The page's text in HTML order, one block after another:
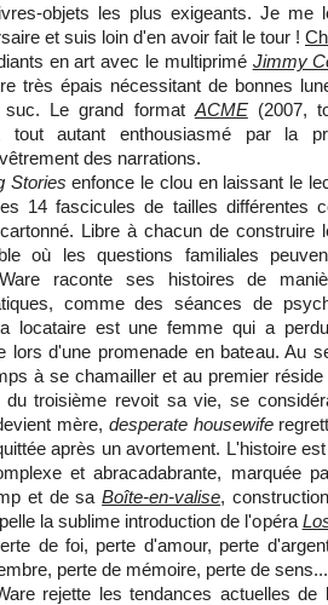
objets les plus exigeants. Je me
et suis loin d'en avoir fait le tour !
en art avec le multiprimé Jimmy
très épais nécessitant de bonnes
Le grand format ACME(2007,
tout autant enthousiasmé par la
des narrations.
Stories enfonce le clou en laissant le
14 fascicules de tailles différentes
Libre à chacun de construire
où les questions familiales
raconte ses histoires de
comme des séances de
locataire est une femme qui a
lors d'une promenade en bateau. Au
à se chamailler et au premier
du troisième revoit sa vie, se
mère, desperate housewife
après un avortement. L'histoire
et abracadabrante, marquée
et de saBoîte-en-valise,
la sublime introduction de l'opéra
de foi, perte d'amour, perte
perte de mémoire, perte de sens...
rejette les tendances actuelles de